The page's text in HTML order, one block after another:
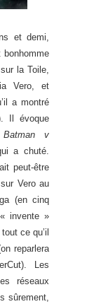
et demi,
la Toile,
Vero, et
a montré
Il évoque
Batman v
a chuté.
peut-être
Vero au
(en cinq
invente »
ce qu’il
reparlera
Les
réseaux
sûrement,